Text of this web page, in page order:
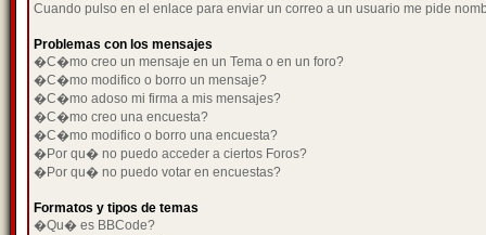
Cuando pulso en el enlace para enviar un correo a un usuario me pide
Problemas con los mensajes
�C�mo creo un mensaje en un Tema o en un foro?
�C�mo modifico o borro un mensaje?
�C�mo adoso mi firma a mis mensajes?
�C�mo creo una encuesta?
�C�mo modifico o borro una encuesta?
�Por qu� no puedo acceder a ciertos Foros?
�Por qu� no puedo votar en encuestas?
Formatos y tipos de temas
�Qu� es BBCode?